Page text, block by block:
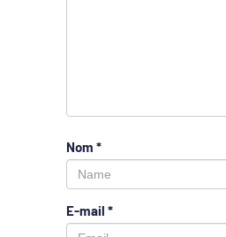
Nom *
E-mail *